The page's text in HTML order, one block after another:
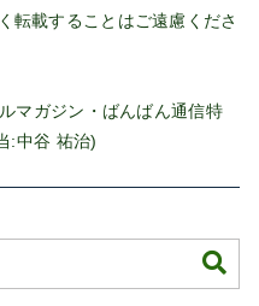
転載することはご遠慮くださ
マガジン・ばんばん通信特
:中谷 祐治)